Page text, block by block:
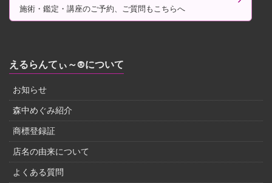
施術・鑑定・講座のご予約、ご質問もこちらへ
えるらんてぃ～®について
お知らせ
森中めぐみ紹介
商標登録証
店名の由来について
よくある質問